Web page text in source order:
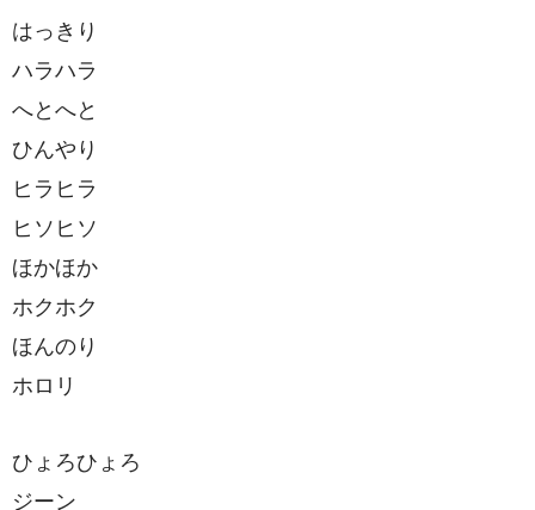
はっきり
ハラハラ
へとへと
ひんやり
ヒラヒラ
ヒソヒソ
ほかほか
ホクホク
ほんのり
ホロリ
ひょろひょろ
ジーン